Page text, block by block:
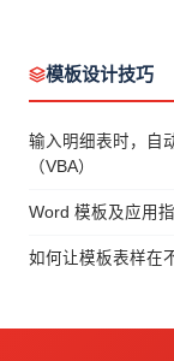
模板设计技巧
输入明细表时，自
（VBA）
Word 模板及应用
如何让模板表样在